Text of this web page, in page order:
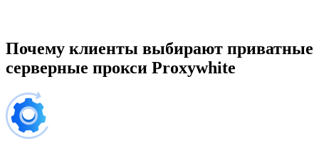
200 IP-адресов
696,00 $
Почему клиенты выбирают приватные
серверные прокси Proxywhite